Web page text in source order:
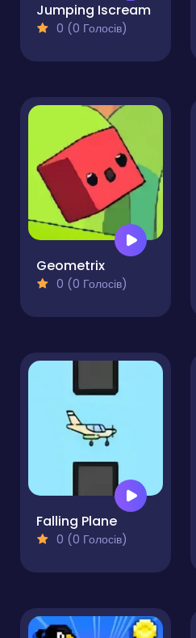
Jumping Iscream
0 (0 Голосів)
Geometrix
0 (0 Голосів)
Falling Plane
0 (0 Голосів)